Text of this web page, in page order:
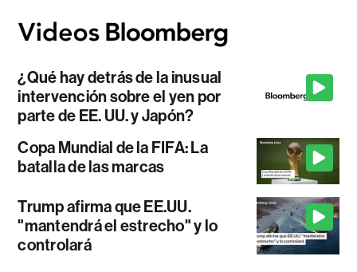
¿Qué hay detrás de la inusual
intervención sobre el yen por
parte de EE. UU. y Japón?
Copa Mundial de la FIFA: La
batalla de las marcas
Trump afirma que EE.UU.
"mantendrá el estrecho" y lo
controlará